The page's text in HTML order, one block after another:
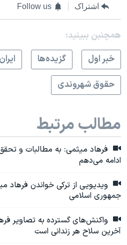
اشتراک Follow us
همچنبن ببینید:
خبر اول
گزيده‌ها ايران
حقوق شهروندی
مطالب مرتبط
فرهاد میثمی: به مطالبات و تحقق
ادامه می‌دهم
ویدیویی از ترکی خواندن فرهاد
جمهوری اسلامی
واکنش‌های گسترده به تصاویر
آخرین سلاح هر زندانی است